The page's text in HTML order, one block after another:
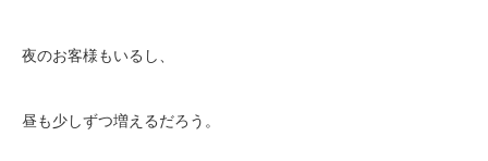
夜のお客様もいるし、
昼も少しずつ増えるだろう。